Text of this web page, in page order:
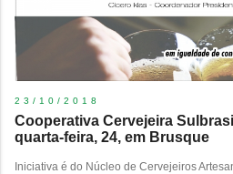
23/10/2018
Cooperativa Cervejeira
quarta-feira, 24, em Brusque
Iniciativa é do Núcleo de Cervejeiros